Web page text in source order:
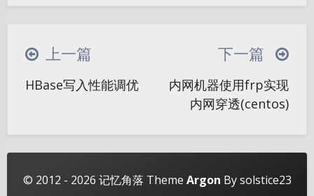
Sans Serif Serif
浅阴影 深阴影
关闭 日落 暗化 灰度
|´・ω・)ノ ヾ(≧∇≦*)ゝ
(☆ω☆)
∠( ᐛ 」∠)＿
୧(๑•̀⌄•́๑)૭
(ノ°ο°)ノ
(ฅ´ω`ฅ)
(╯°A°)╯︵○○○
φ(￣∇￣o)
Σ(っ °Д °;)っ
( ,,´･ω･)ﾉ"(´っω･｀｡)
上一篇
HBase写入性能调优
下一篇
内网机器使用frp实现
内网穿透(centos)
© 2012 - 2026 记忆角落 Theme Argon By solstice23